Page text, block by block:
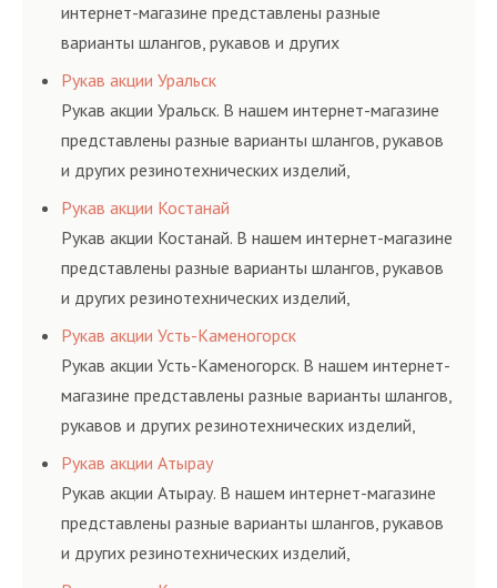
интернет-магазине представлены разные
варианты шлангов, рукавов и других
резинотехнических изделий, соответствующих
ГОСТам, техническим условиям и нормативам.
Рукав акции Уральск
Рукав акции Уральск. В нашем интернет-магазине
представлены разные варианты шлангов, рукавов
и других резинотехнических изделий,
соответствующих ГОСТам, техническим условиям
и нормативам.
Рукав акции Костанай
Рукав акции Костанай. В нашем интернет-магазине
представлены разные варианты шлангов, рукавов
и других резинотехнических изделий,
соответствующих ГОСТам, техническим условиям
и нормативам.
Рукав акции Усть-Каменогорск
Рукав акции Усть-Каменогорск. В нашем интернет-
магазине представлены разные варианты шлангов,
рукавов и других резинотехнических изделий,
соответствующих ГОСТам, техническим условиям
и нормативам.
Рукав акции Атырау
Рукав акции Атырау. В нашем интернет-магазине
представлены разные варианты шлангов, рукавов
и других резинотехнических изделий,
соответствующих ГОСТам, техническим условиям